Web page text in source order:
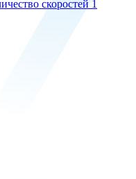
скоростей 1